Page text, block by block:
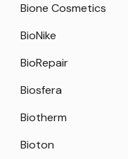
Bione Cosmetics
BioNike
BioRepair
Biosfera
Biotherm
Bioton